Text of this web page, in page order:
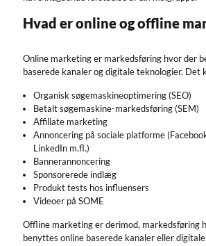
Hvad er online og offline
Online marketing er markedsføring hvor der
baserede kanaler og digitale teknologier. Det
Organisk søgemaskineoptimering (SEO)
Betalt søgemaskine-markedsføring (SEM)
Affiliate marketing
Annoncering på sociale platforme
LinkedIn m.fl.)
Bannerannoncering
Sponsorerede indlæg
Produkt tests hos influensers
Videoer på SOME
Offline marketing er derimod, markedsføring
benyttes online baserede kanaler eller